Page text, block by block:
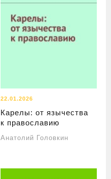
22.01.2026
Карелы: от язычества
к православию
Анатолий Головкин